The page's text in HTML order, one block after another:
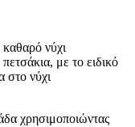
νύχι
με το ειδικό
στο νύχι
χρησιμοποιώντας